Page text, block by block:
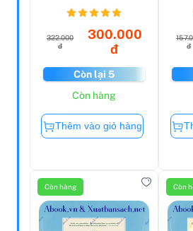
322.000
đ
300.000
đ
Còn lại 5
Còn hàng
Thêm vào giỏ hàng
đ
Còn hàng Còn